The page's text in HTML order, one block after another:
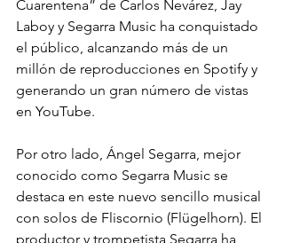
Cuarentena” de Carlos Nevárez, Jay
Laboy y Segarra Music ha conquistado
el público, alcanzando más de un
millón de reproducciones en Spotify y
generando un gran número de vistas
en YouTube.
Por otro lado, Ángel Segarra, mejor
conocido como Segarra Music se
destaca en este nuevo sencillo musical
con solos de Fliscornio (Flügelhorn). El
productor y trompetista Segarra ha